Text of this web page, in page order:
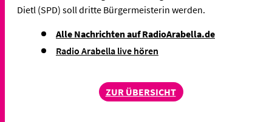
Dietl (SPD) soll dritte Bürgermeisterin werden.
Alle Nachrichten auf RadioArabella.de
Radio Arabella live hören
ZUR ÜBERSICHT